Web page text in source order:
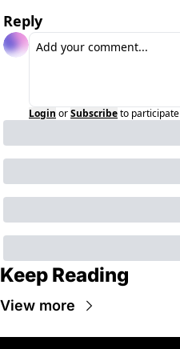
Reply
Login orSubscribeto participate
Keep Reading
View more